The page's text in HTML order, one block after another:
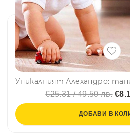
€25.31 / 49.50 лв.
ДОБАВИ В